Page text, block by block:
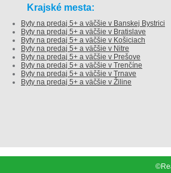
Krajské mesta:
Byty na predaj 5+ a väčšie v Banskej Bystrici
Byty na predaj 5+ a väčšie v Bratislave
Byty na predaj 5+ a väčšie v Košiciach
Byty na predaj 5+ a väčšie v Nitre
Byty na predaj 5+ a väčšie v Prešove
Byty na predaj 5+ a väčšie v Trenčíne
Byty na predaj 5+ a väčšie v Trnave
Byty na predaj 5+ a väčšie v Žiline